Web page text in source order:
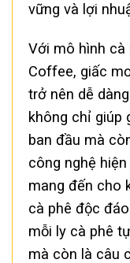
vững và lợi
Với mô hình cà
Coffee, giấc
trở nên dễ
không chỉ giúp
ban đầu mà
công nghệ
mang đến cho
cà phê độc
mỗi ly cà phê
mà còn là câu